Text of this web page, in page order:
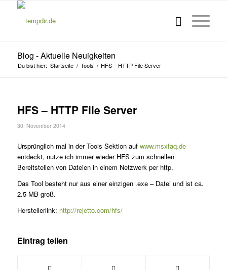
Blog - Aktuelle Neuigkeiten
Du bist hier: Startseite / Tools / HFS – HTTP File Server
HFS – HTTP File Server
30. November 2014
Ursprünglich mal in der Tools Sektion auf www.msxfaq.de
entdeckt, nutze ich immer wieder HFS zum schnellen
Bereitstellen von Dateien in einem Netzwerk per http.
Das Tool besteht nur aus einer einzigen .exe – Datei und ist ca.
2.5 MB groß.
Herstellerlink: http://rejetto.com/hfs/
Eintrag teilen